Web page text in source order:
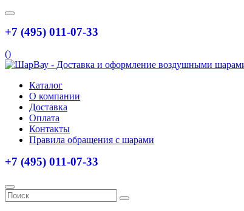
+7 (495) 011-07-33
()
Каталог
О компании
Доставка
Оплата
Контакты
Правила обращения с шарами
+7 (495) 011-07-33